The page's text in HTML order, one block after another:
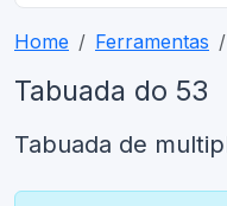
Home Ferramentas
Tabuada do 53
Tabuada de